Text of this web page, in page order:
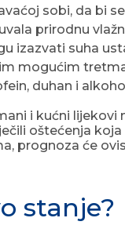
sobi, da bi
prirodnu
izazvati suha
mogućim
duhan i
i kućni
oštećenja
prognoza će
stanje?